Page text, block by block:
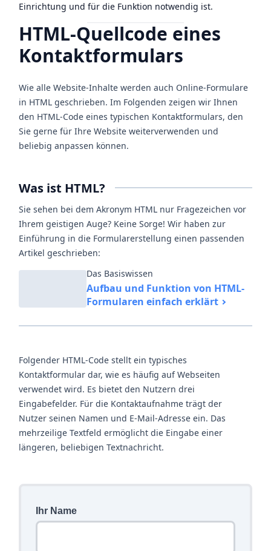
Einrichtung und für die Funktion notwendig ist.
HTML-Quellcode eines
Kontaktformulars
Wie alle Website-Inhalte werden auch Online-Formulare
in HTML geschrieben. Im Folgenden zeigen wir Ihnen
den HTML-Code eines typischen Kontaktformulars, den
Sie gerne für Ihre Website weiterverwenden und
beliebig anpassen können.
Was ist HTML?
Sie sehen bei dem Akronym HTML nur Fragezeichen vor
Ihrem geistigen Auge? Keine Sorge! Wir haben zur
Einführung in die Formularerstellung einen passenden
Artikel geschrieben:
Das Basiswissen
Aufbau und Funktion von HTML-
Formularen einfach erklärt
Folgender HTML-Code stellt ein typisches
Kontaktformular dar, wie es häufig auf Webseiten
verwendet wird. Es bietet den Nutzern drei
Eingabefelder. Für die Kontaktaufnahme trägt der
Nutzer seinen Namen und E-Mail-Adresse ein. Das
mehrzeilige Textfeld ermöglicht die Eingabe einer
längeren, beliebigen Textnachricht.
Ihr Name